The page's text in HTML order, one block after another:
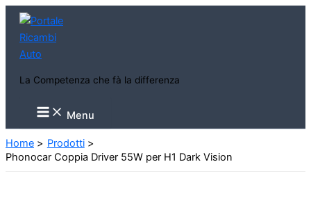
contenuto
La Competenza che fà la differenza
Main
Menu Menu
Home
Prodotti
Phonocar Coppia Driver 55W per H1 Dark Vision